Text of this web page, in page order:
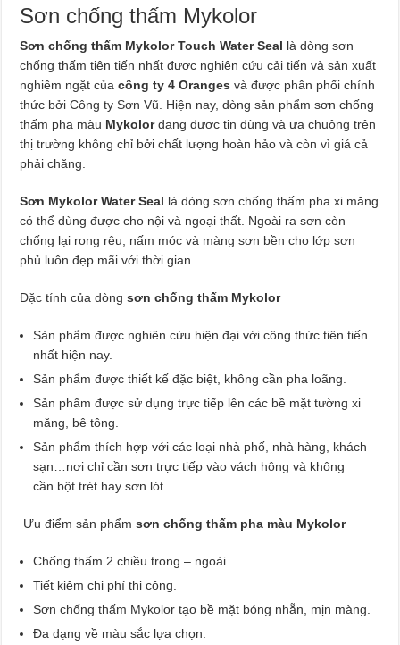
Sơn chống thấm Mykolor
Sơn chống thấm Mykolor Touch Water Seal là dòng sơn
chống thấm tiên tiến nhất được nghiên cứu cải tiến và sản xuất
nghiêm ngặt của công ty 4 Oranges và được phân phối chính
thức bởi Công ty Sơn Vũ. Hiện nay, dòng sản phẩm sơn chống
thấm pha màu Mykolorđang được tin dùng và ưa chuộng trên
thị trường không chỉ bởi chất lượng hoàn hảo và còn vì giá cả
phải chăng.
Sơn Mykolor Water Seal là dòng sơn chống thấm pha xi măng
có thể dùng được cho nội và ngoại thất. Ngoài ra sơn còn
chống lại rong rêu, nấm móc và màng sơn bền cho lớp sơn
phủ luôn đẹp mãi với thời gian.
Đặc tính của dòngsơn chống thấm Mykolor
Sản phẩm được nghiên cứu hiện đại với công thức tiên tiến
nhất hiện nay.
Sản phẩm được thiết kế đặc biệt, không cần pha loãng.
Sản phẩm được sử dụng trực tiếp lên các bề mặt tường xi
măng, bê tông.
Sản phẩm thích hợp với các loại nhà phố, nhà hàng, khách
sạn…nơi chỉ cần sơn trực tiếp vào vách hông và không
cần bột trét hay sơn lót.
Ưu điểm sản phẩmsơn chống thấm pha màu Mykolor
Chống thấm 2 chiều trong – ngoài.
Tiết kiệm chi phí thi công.
Sơn chống thấm Mykolor tạo bề mặt bóng nhẵn, mịn màng.
Đa dạng về màu sắc lựa chọn.